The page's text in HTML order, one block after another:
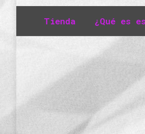
Tienda ¿Qué es